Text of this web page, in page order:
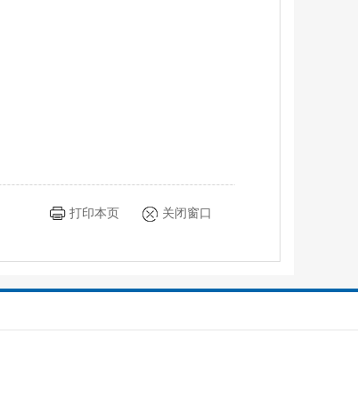
打印本页 关闭窗口